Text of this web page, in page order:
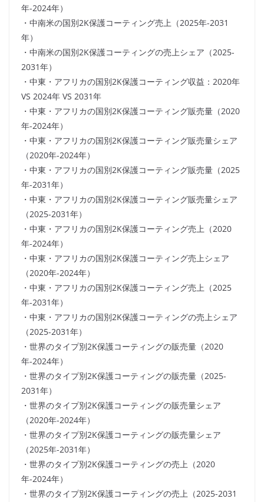
年-2024年）
・中南米の国別2K保護コーティング売上（2025年-2031
年）
・中南米の国別2K保護コーティングの売上シェア（2025-
2031年）
・中東・アフリカの国別2K保護コーティング収益：2020年
VS 2024年 VS 2031年
・中東・アフリカの国別2K保護コーティング販売量（2020
年-2024年）
・中東・アフリカの国別2K保護コーティング販売量シェア
（2020年-2024年）
・中東・アフリカの国別2K保護コーティング販売量（2025
年-2031年）
・中東・アフリカの国別2K保護コーティング販売量シェア
（2025-2031年）
・中東・アフリカの国別2K保護コーティング売上（2020
年-2024年）
・中東・アフリカの国別2K保護コーティング売上シェア
（2020年-2024年）
・中東・アフリカの国別2K保護コーティング売上（2025
年-2031年）
・中東・アフリカの国別2K保護コーティングの売上シェア
（2025-2031年）
・世界のタイプ別2K保護コーティングの販売量（2020
年-2024年）
・世界のタイプ別2K保護コーティングの販売量（2025-
2031年）
・世界のタイプ別2K保護コーティングの販売量シェア
（2020年-2024年）
・世界のタイプ別2K保護コーティングの販売量シェア
（2025年-2031年）
・世界のタイプ別2K保護コーティングの売上（2020
年-2024年）
・世界のタイプ別2K保護コーティングの売上（2025-2031